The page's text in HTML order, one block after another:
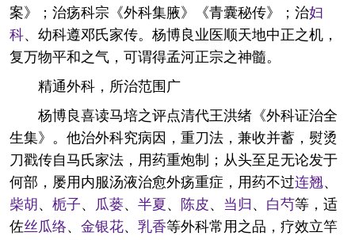
案》；治疡科宗《外科集腋》《青囊秘传》；治妇
科、幼科遵邓氏家传。杨博良业医顺天地中正之机，
复万物平和之气，可谓得孟河正宗之神髓。
精通外科，所治范围广
杨博良喜读马培之评点清代王洪绪《外科证治全
生集》。他治外科究病因，重刀法，兼收并蓄，熨烫
刀戳传自马氏家法，用药重炮制；从头至足无论发于
何部，屡用内服汤液治愈外疡重症，用药不过连翘、
柴胡、 栀子、 瓜蒌、 半夏、 陈皮、 当归、 白芍等，适
佐丝瓜络、 金银花、 乳香等外科常用之品，疗效立竿